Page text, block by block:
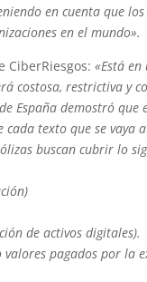
en cuenta que
en el mundo».
CiberRiesgos:«Está
costosa, restrictiva y
España demostró
texto que se vaya
buscan cubrir lo
de activos digitales).
valores pagados por la